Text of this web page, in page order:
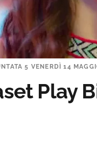
5 VENERDÌ 14
Play